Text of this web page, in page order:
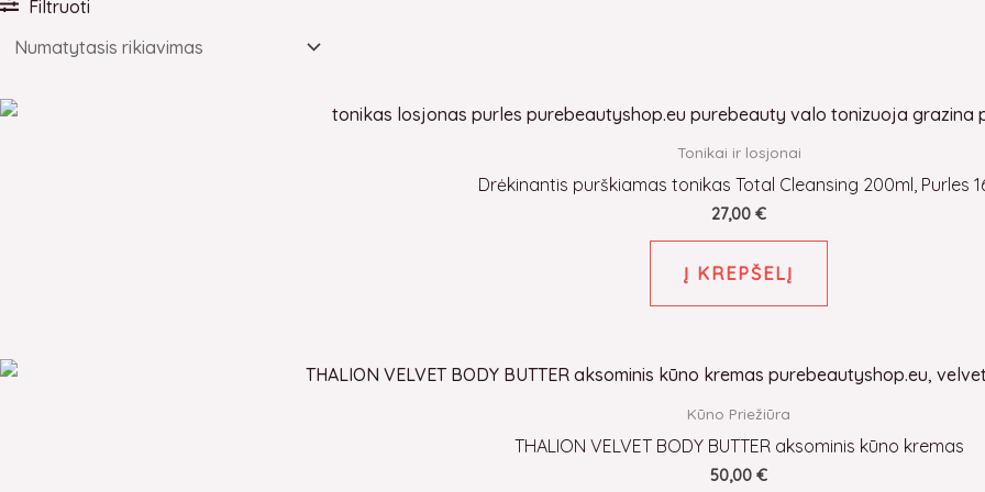
Filtruoti
Tonikai ir losjonai
Drėkinantis purškiamas tonikas Total Cleansing 200ml, Purles
27,00 €
Į KREPŠELĮ
Kūno Priežiūra
THALION VELVET BODY BUTTER aksominis kūno kremas
50,00 €